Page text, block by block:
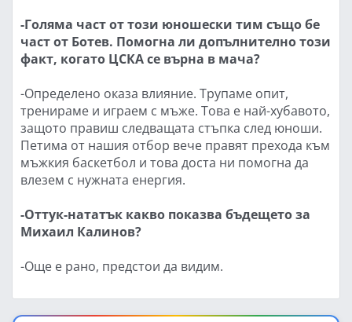
-Голяма част от този юношески тим също бе
част от Ботев. Помогна ли допълнително този
факт, когато ЦСКА се върна в мача?
-Определено оказа влияние. Трупаме опит,
тренираме и играем с мъже. Това е най-хубавото,
защото правиш следващата стъпка след юноши.
Петима от нашия отбор вече правят прехода към
мъжкия баскетбол и това доста ни помогна да
влезем с нужната енергия.
-Оттук-нататък какво показва бъдещето за
Михаил Калинов?
-Още е рано, предстои да видим.